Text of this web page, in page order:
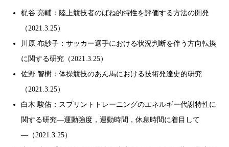
梶谷 亮輔：陸上競技者のばね的特性を評価する方法の開発
（2021.3.25）
川原 布紗子：サッカー選手における状況判断を伴う方向転換
に関する研究（2021.3.25）
佐野 智樹：体操競技のあん馬における技術発達史的研究
（2021.3.25）
白木 駿佑：スプリントトレーニングのエネルギー代謝特性に
関する研究―運動強度，運動時間，休息時間に着目して
―（2021.3.25）